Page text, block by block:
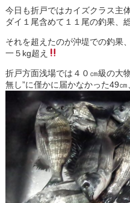
今日も折戸ではカイズクラス主
ダイ１尾含めて１１尾の釣果、
それを超えたのが沖堤での釣果
一５kg超え
折戸方面浅場では４０㎝級の大
無し”に僅かに届かなかった49